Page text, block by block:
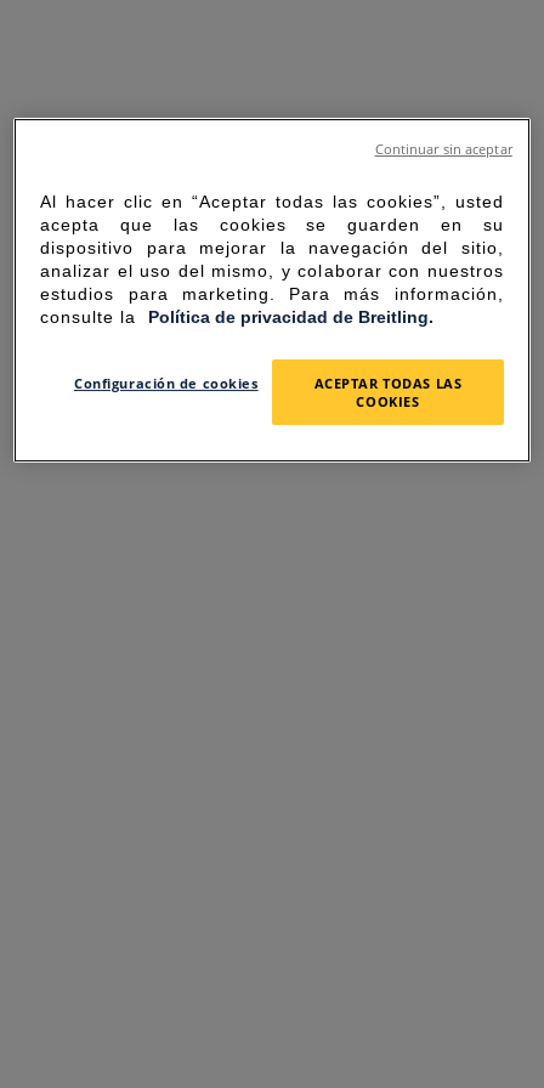
SORRY FOR THE
INCONVENIENCE
Al hacer clic en “Aceptar todas las cookies”, usted
acepta que las cookies se guarden en su
dispositivo para mejorar la navegación del sitio,
analizar el uso del mismo, y colaborar con nuestros
estudios para marketing. Para más información,
consulte la Política de privacidad de Breitling.
Configuración de cookies
ACEPTAR TODAS LAS
COOKIES
Continuar sin aceptar